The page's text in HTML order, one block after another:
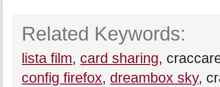
Related Keywords:
lista film, card sharing,
config firefox, dreambox sky,